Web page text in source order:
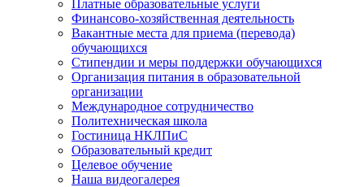
Платные образовательные услуги
Финансово-хозяйственная деятельность
Вакантные места для приема (перевода)
обучающихся
Стипендии и меры поддержки обучающихся
Организация питания в образовательной
организации
Международное сотрудничество
Политехническая школа
Гостиница НКЛПиС
Образовательный кредит
Целевое обучение
Наша видеогалерея